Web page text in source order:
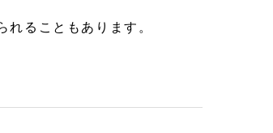
れることもあります。